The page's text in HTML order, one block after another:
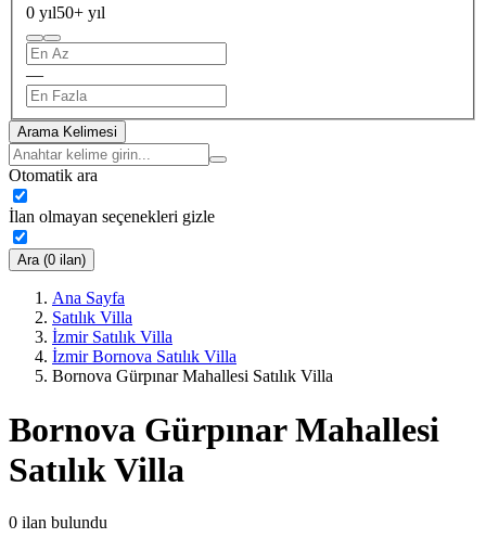
0 yıl50+ yıl
—
Arama Kelimesi
Otomatik ara
İlan olmayan seçenekleri gizle
Ara (0 ilan)
Ana Sayfa
Satılık Villa
İzmir Satılık Villa
İzmir Bornova Satılık Villa
Bornova Gürpınar Mahallesi Satılık Villa
Bornova Gürpınar Mahallesi
Satılık Villa
0 ilan bulundu